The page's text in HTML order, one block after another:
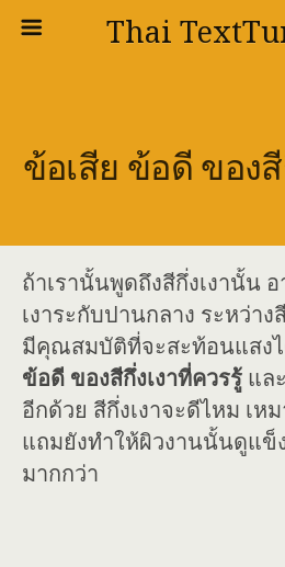
Thai
ข้อเสีย ข้อดี ของ
ถ้าเรานั้นพูดถึงสีกึ่งเงานั้น
เงาระกับปานกลาง ระหว่าง
มีคุณสมบัติที่จะสะท้อนแสงไ
ข้อดี ของสีกึ่งเงาที่ควรรู้ แล
อีกด้วย สีกึ่งเงาจะดีไหม เห
แถมยังทำให้ผิวงานนั้นดูแข็
มากกว่า